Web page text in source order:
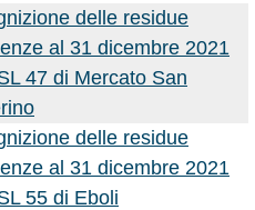
delle residue
al 31 dicembre 2021
47 di Mercato San
delle residue
al 31 dicembre 2021
55 di Eboli